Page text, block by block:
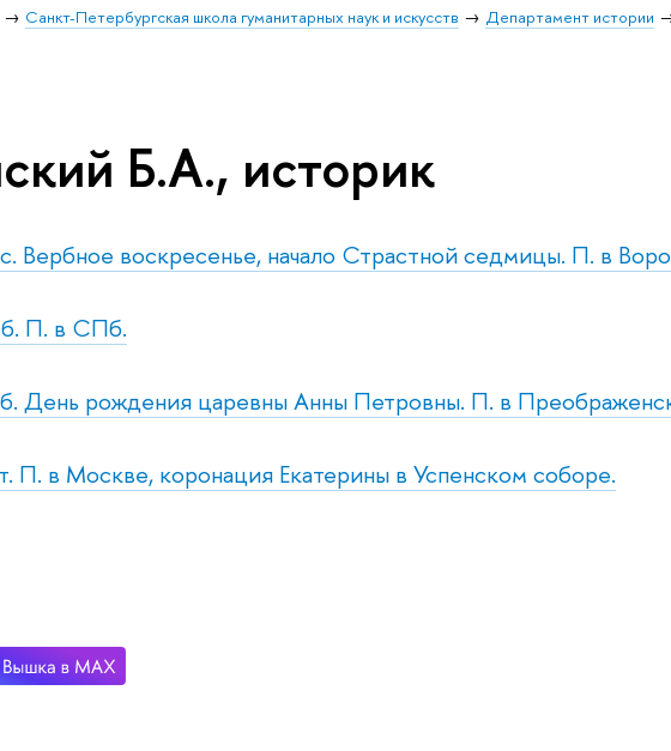
Санкт-Петербургская школа гуманитарных наук и искусств Департамент истории
Б.А., историк
Вербное воскресенье, начало Страстной седмицы. П. в
П. в СПб.
День рождения царевны Анны Петровны. П. в
П. в Москве, коронация Екатерины в Успенском соборе.